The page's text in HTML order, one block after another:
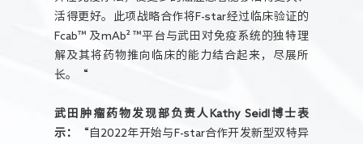
活得更好。此项战略合作将F-star经过临床验证的
Fcab™ 及mAb² ™平台与武田对免疫系统的独特理
解及其将药物推向临床的能力结合起来，尽展所
长。“
武田肿瘤药物发现部负责人Kathy Seidl博士表
示：
“自2022年开始与F-star合作开发新型双特异